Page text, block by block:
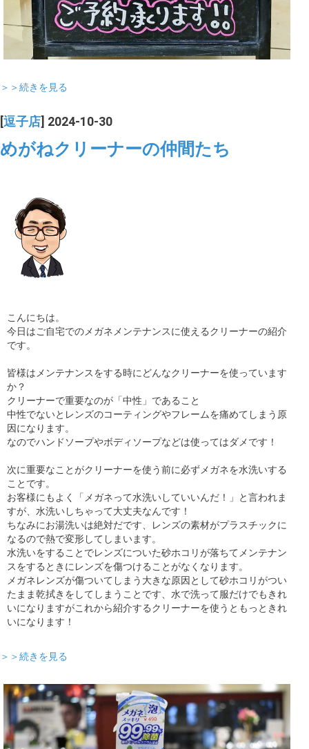
＞＞続きを見る
[逗子店] 2024-10-30
めがねクリーナーの仲間たち
こんにちは。
今日はご自宅でのメガネメンテナンスに使えるクリーナーの紹介
です。
皆様はメンテナンスをする時にどんなクリーナーを使っています
か？
クリーナーで重要なのが「中性」であること
中性でないとレンズのコーティングやフレームを痛めてしまう原
因になります。
なのでハンドソープやボディソープなどは使ってはダメです！
次に重要なことがクリーナーを使う前に必ずメガネを水洗いする
ことです。
お客様にもよく「メガネって水洗いしていいんだ！」と言われま
すが、水洗いしちゃって大丈夫なんです！
ちなみにお湯洗いは絶対だです、レンズの素材がプラスチックに
なるので熱で変形してしまいます。
水洗いをすることでレンズについた砂ホコリが落ちてメンテナン
スをするときにレンズを傷つけることがなくなります。
メガネレンズが傷ついてしまう大きな原因として砂ホコリがつい
たまま乾拭きをしてしまうことです、水で洗って服だけでもきれ
いになりますがこれから紹介するクリーナーを使うともっときれ
いになります！
＞＞続きを見る